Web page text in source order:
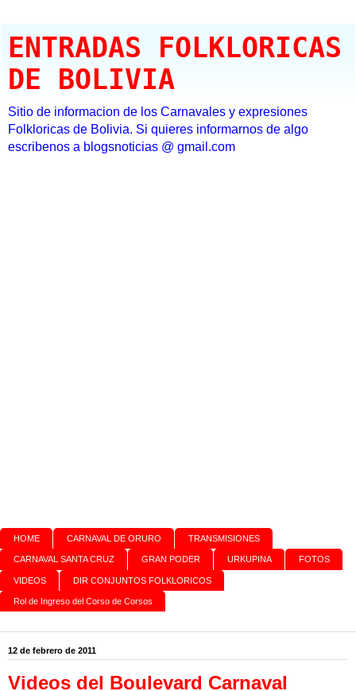
ENTRADAS FOLKLORICAS
DE BOLIVIA
Sitio de informacion de los Carnavales y expresiones
Folkloricas de Bolivia. Si quieres informarnos de algo
escribenos a blogsnoticias @ gmail.com
HOME CARNAVAL DE ORURO TRANSMISIONES
CARNAVAL SANTA CRUZ GRAN PODER URKUPINA FOTOS
VIDEOS DIR CONJUNTOS FOLKLORICOS
Rol de Ingreso del Corso de Corsos
12 de febrero de 2011
Videos del Boulevard Carnaval